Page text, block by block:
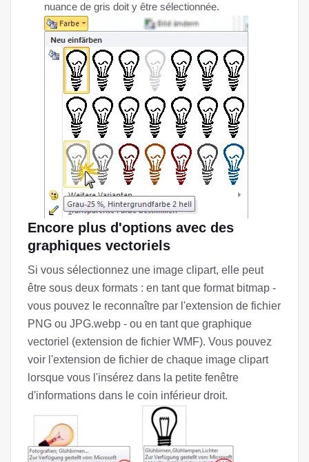
nuance de gris doit y être sélectionnée.
Encore plus d'options avec des
graphiques vectoriels
Si vous sélectionnez une image clipart, elle peut
être sous deux formats : en tant que format bitmap -
vous pouvez le reconnaître par l'extension de fichier
PNG ou JPG.webp - ou en tant que graphique
vectoriel (extension de fichier WMF). Vous pouvez
voir l'extension de fichier de chaque image clipart
lorsque vous l'insérez dans la petite fenêtre
d'informations dans le coin inférieur droit.